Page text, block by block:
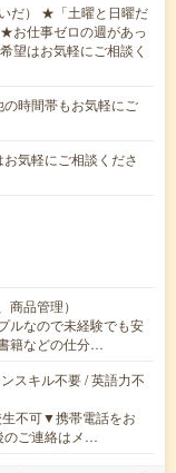
だ） ★「土曜と日曜だ
お仕事ゼロの週があっ
望はお気軽にご相談く
時間帯もお気軽にご
気軽にご相談くださ
品管理）
ルなので未経験でも安
籍などの仕分…
スキル不要 / 英語力不
不可▼携帯電話をお
のご連絡はメ…